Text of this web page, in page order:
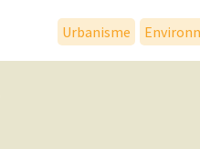
Urbanisme